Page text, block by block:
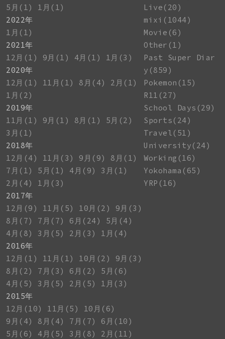
5月(1)
1月(1)
2022年
1月(1)
2021年
12月(1)
9月(1) 4月(1)
1月(3)
2020年
12月(1)
11月(1) 8月(4)
2月(1)
1月(2)
2019年
11月(1)
9月(1) 8月(1)
5月(2)
3月(1)
2018年
12月(4)
11月(3) 9月(9)
8月(1)
7月(1)
5月(1) 4月(9)
3月(1)
2月(4)
1月(3)
2017年
12月(9)
11月(5) 10月(2)
9月(3)
8月(7)
7月(7) 6月(24)
5月(4)
4月(8)
3月(5) 2月(3)
1月(4)
2016年
12月(1)
11月(1) 10月(2)
9月(3)
8月(2)
7月(3) 6月(2)
5月(6)
4月(5)
3月(5) 2月(5)
1月(3)
2015年
12月(10)
11月(5)
10月(6)
9月(4)
8月(4) 7月(7)
6月(10)
5月(6)
4月(5) 3月(8)
2月(11)
Live(20)
mixi(1044)
Movie(6)
Other(1)
Past Super Diar
y(859)
Pokemon(15)
R11(27)
School Days(29)
Sports(24)
Travel(51)
University(24)
Working(16)
Yokohama(65)
YRP(16)